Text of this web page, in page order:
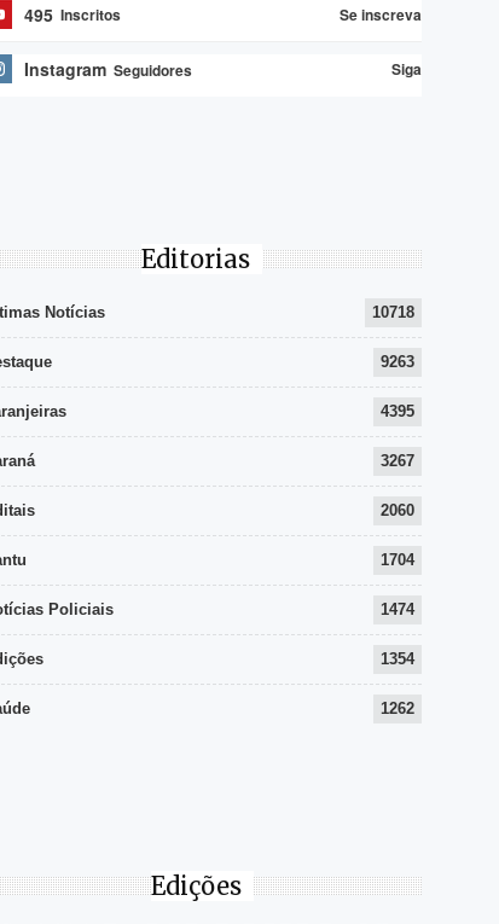
495 Inscritos Se inscreva
Instagram Seguidores Siga
Editorias
Notícias 10718
9263
4395
3267
2060
1704
Policiais 1474
1354
1262
Edições